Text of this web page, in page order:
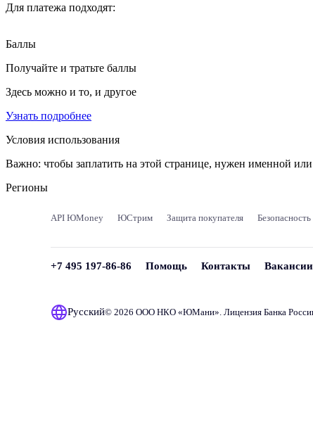
Для платежа подходят:
Баллы
Получайте и тратьте баллы
Здесь можно и то, и другое
Узнать подробнее
Условия использования
Важно: чтобы заплатить на этой странице, нужен именной
Регионы
API ЮMoney ЮСтрим Защита покупателя
+7 495 197-86-86 Помощь Контакты Вакансии
Русский© 2026 ООО НКО «ЮМани». Лицензия Банка